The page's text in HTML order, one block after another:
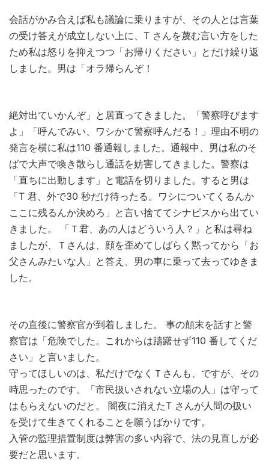
会話がかみ合えば私も議論に乗りますが、その人とは言葉
の受け答えが成立しない上に、T さんを蔑む言い方をした
ため私は怒りを抑えつつ「お帰りください」とだけ繰り返
しました。男は「オラ帰らんぞ！
絶対出ていかんぞ」と居直ってきました。「警察呼びます
よ」「呼んでみい、ワシかて警察呼んだる！」理由不明の
発言を横に私は110 番通報しました。通報中、男は私のそ
ばで大声で喚き散らし通話を妨害してきました。警察は
「直ちに出動します」と電話を切りました。すると男は
「T 君、外で30 秒だけ待ったる。ワシについてくるんか
ここに残るんか決めろ」と言い捨ててシナピスから出てい
きました。 「Ｔ君、あの人はどういう人？」と私は尋ね
ましたが、Ｔさんは、顔を歪めてしばらく黙ってから「お
父さんみたいな人」と答え、男の車に乗って去ってゆきま
した。
その直後に警察官が到着しました。 事の顛末を話すと警
察官は「危険でした。これからは躊躇せず110 番してくだ
さい」と言いました。
守ってほしいのは、私だけでなくＴさんも、ですが、その
時思ったのです。「市民扱いされない立場の人」は守って
はもらえないのだと。 闇夜に消えたT さんが人間の扱い
を受けて生きてくれることを願うばかりです。
入管の監理措置制度は弊害の多い内容で、法の見直しが必
要だと思います。